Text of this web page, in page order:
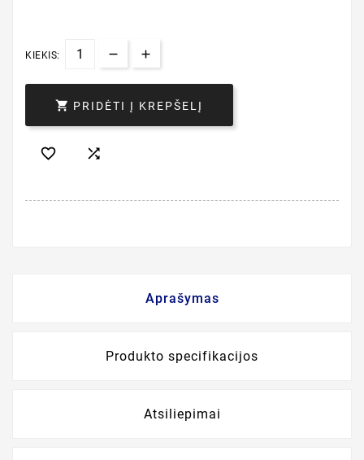
KIEKIS:
 PRIDĖTI Į KREPŠELĮ
 
Aprašymas
Produkto specifikacijos
Atsiliepimai